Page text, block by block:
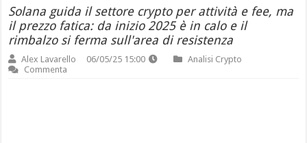
Solana guida il settore crypto per attività e fee, ma
il prezzo fatica: da inizio 2025 è in calo e il
rimbalzo si ferma sull'area di resistenza
Alex Lavarello 06/05/25 15:00
Analisi Crypto
Commenta